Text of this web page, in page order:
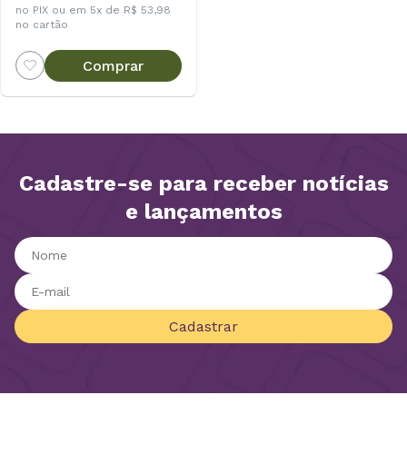
no PIX ou em 5x de R$ 53,98
no cartão
Comprar
Cadastre-se para receber notícias
e lançamentos
Cadastrar